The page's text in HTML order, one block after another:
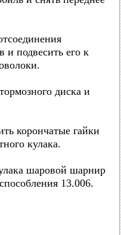
и подвесить его к
диска и
корончатые гайки
кулака.
шаровой шарнир
13.006.